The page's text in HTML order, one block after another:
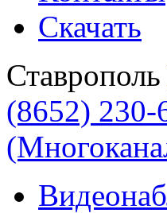
Скачать
Ставрополь
(8652) 230-